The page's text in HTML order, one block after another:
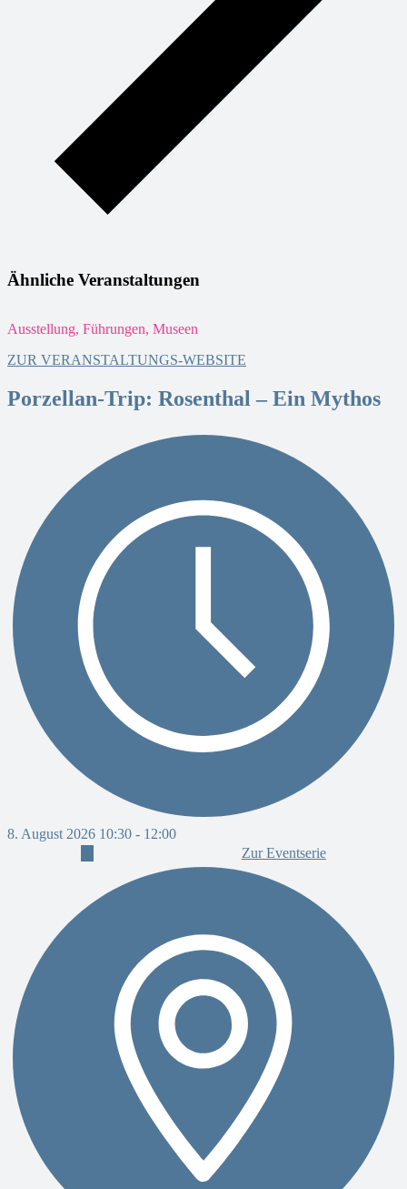
Ähnliche Veranstaltungen
Ausstellung, Führungen, Museen
ZUR VERANSTALTUNGS-WEBSITE
Porzellan-Trip: Rosenthal – Ein Mythos
8. August 2026 10:30 - 12:00
Zur Eventserie